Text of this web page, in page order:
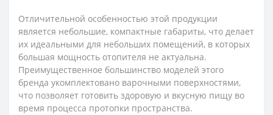
Отличительной особенностью этой продукции
является небольшие, компактные габариты, что делает
их идеальными для небольших помещений, в которых
большая мощность отопителя не актуальна.
Преимущественное большинство моделей этого
бренда укомплектовано варочными поверхностями,
что позволяет готовить здоровую и вкусную пищу во
время процесса протопки пространства.